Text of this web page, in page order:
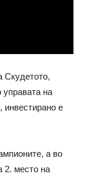
Скудетото,
управата на
инвестирано е
а во
2. место на